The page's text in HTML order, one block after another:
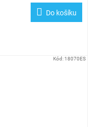
Do košíku
Kód: 18070ES